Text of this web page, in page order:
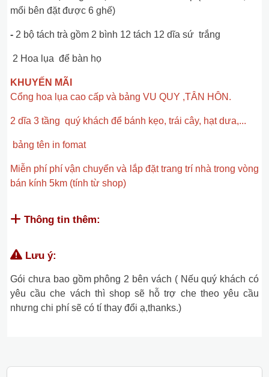
mổi bên đặt được 6 ghế)
- 2 bộ tách trà gồm 2 bình 12 tách 12 dĩa sứ trắng
2 Hoa lụa để bàn họ
KHUYẾN MÃI
Cổng hoa lụa cao cấp và bảng VU QUY ,TÂN HÔN.
2 dĩa 3 tầng quý khách để bánh kẹo, trái cây, hạt dưa,...
bảng tên in fomat
Miễn phí phí vận chuyển và lắp đặt trang trí nhà trong vòng
bán kính 5km (tính từ shop)
Thông tin thêm:
Lưu ý:
Gói chưa bao gồm phông 2 bên vách ( Nếu quý khách có
yêu cầu che vách thì shop sẽ hỗ trợ che theo yêu cầu
nhưng chi phí sẽ có tí thay đổi ạ,thanks.)